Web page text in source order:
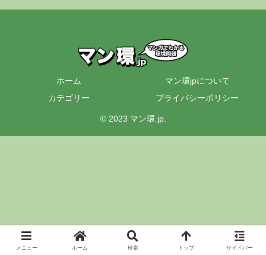
ホーム
マン環jpについて
カテゴリー
プライバシーポリシー
© 2023 マン環.jp.
メニュー ホーム 検索 トップ サイドバー